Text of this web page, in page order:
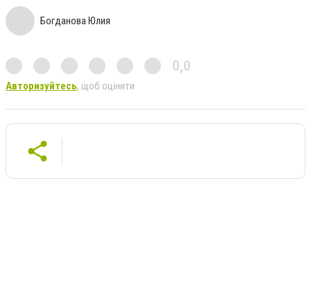
Богданова Юлия
0,0
Авторизуйтесь, щоб оцінити